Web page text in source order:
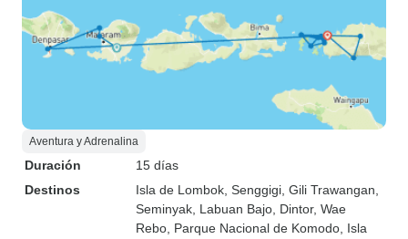
Aventura y Adrenalina
Duración
15 días
Destinos
Isla de Lombok , Senggigi , Gili Trawangan
Seminyak , Labuan Bajo , Dintor, Wae
Rebo , Parque Nacional de Komodo , Isla